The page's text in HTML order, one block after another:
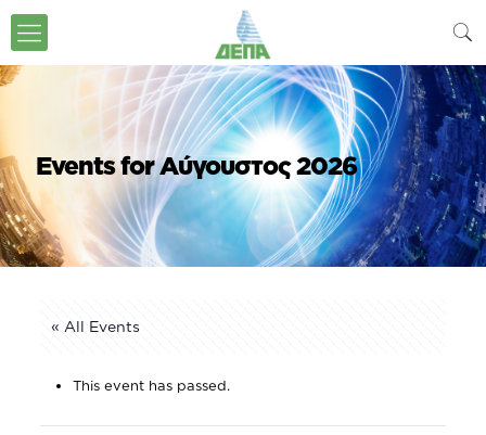
Events for Αύγουστος 2026
« All Events
This event has passed.